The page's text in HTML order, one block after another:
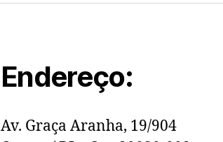
Endereço:
Av. Graça Aranha, 19/904